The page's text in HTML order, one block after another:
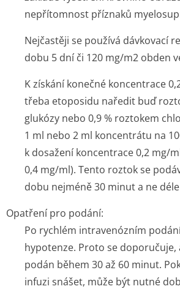
nepřítomnost příznaků
Nejčastěji se používá dávkovací
dobu 5 dní či 120 mg/m2 obden
K získání konečné koncentrace
třeba etoposidu naředit buď
glukózy nebo 0,9 % roztokem
1 ml nebo 2 ml koncentrátu na
k dosažení koncentrace 0,2 mg/
0,4 mg/ml). Tento roztok se
dobu nejméně 30 minut a ne
Opatření pro podání:
Po rychlém intravenózním
hypotenze. Proto se doporučuje,
podán během 30 až 60 minut.
infuzi snášet, může být nutné